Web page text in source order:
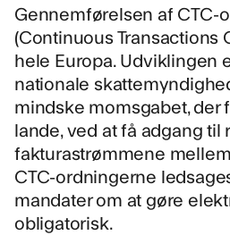
Gennemførelsen af CTC-
(Continuous
hele Europa. Udviklingen
nationale
mindske momsgabet, der
lande, ved at få adgang til
fakturastrømmene
CTC-ordningerne
mandater om at gøre
obligatorisk.